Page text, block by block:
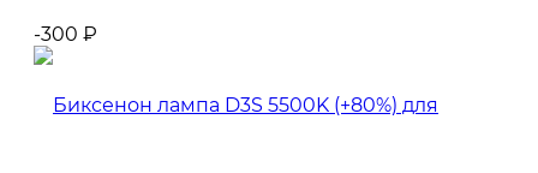
-300 ₽